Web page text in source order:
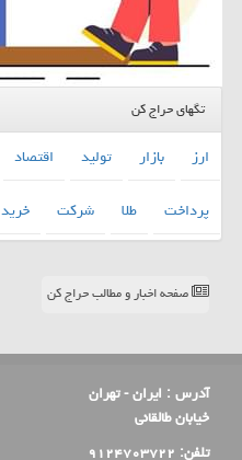
تگهای حراج کن
ارز بازار تولید اقتصاد
پرداخت
طلا شركت خرید
صفحه اخبار و مطالب حراج کن
آدرس : ایران - تهران
خیابان طالقانی
تلفن: ۹۱۲۴۷۰۳۷۲۲